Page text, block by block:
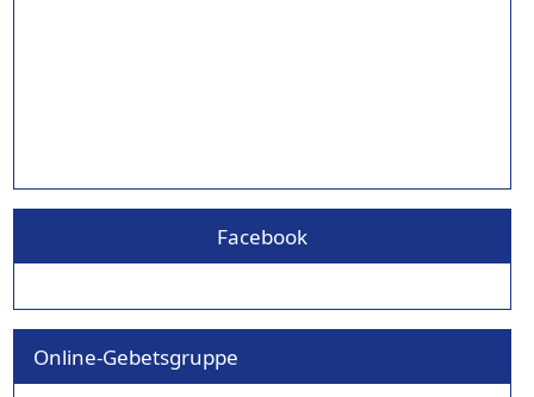
Facebook
Online-Gebetsgruppe